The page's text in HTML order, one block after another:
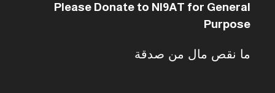
Please Donate to NI9AT for General
Purpose
ما نقص مال من صدقة